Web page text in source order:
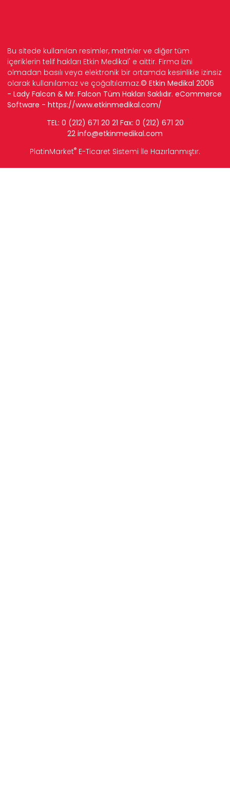
Bu sitede kullanılan resimler, metinler ve diğer tüm
içeriklerin telif hakları Etkin Medikal' e aittir. Firma izni
olmadan basılı veya elektronik bir ortamda kesinlikle izinsiz
olarak kullanılamaz ve çoğaltılamaz.© Etkin Medikal 2006
- Lady Falcon & Mr. Falcon Tüm Hakları Saklıdır. eCommerce
Software - https://www.etkinmedikal.com/
TEL: 0 (212) 671 20 21 Fax: 0 (212) 671 20
22 info@etkinmedikal.com
PlatinMarket® E-Ticaret Sistemi İle Hazırlanmıştır.